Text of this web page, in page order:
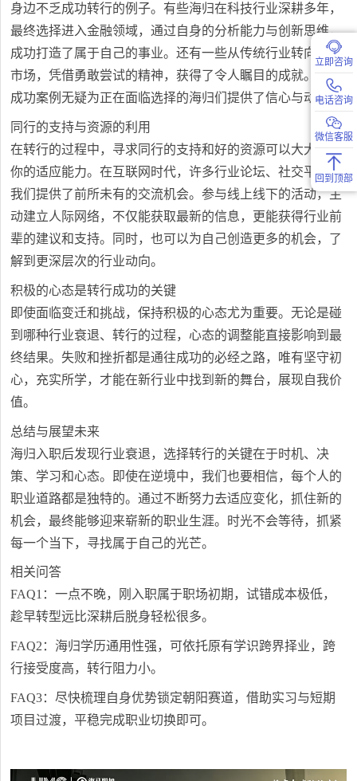
身边不乏成功转行的例子。有些海归在科技行业深耕多年，
最终选择进入金融领域，通过自身的分析能力与创新思维，
成功打造了属于自己的事业。还有一些从传统行业转向新兴
市场，凭借勇敢尝试的精神，获得了令人瞩目的成就。这些
成功案例无疑为正在面临选择的海归们提供了信心与动力。
同行的支持与资源的利用
在转行的过程中，寻求同行的支持和好的资源可以大大提升
你的适应能力。在互联网时代，许多行业论坛、社交平台为
我们提供了前所未有的交流机会。参与线上线下的活动，主
动建立人际网络，不仅能获取最新的信息，更能获得行业前
辈的建议和支持。同时，也可以为自己创造更多的机会，了
解到更深层次的行业动向。
积极的心态是转行成功的关键
即使面临变迁和挑战，保持积极的心态尤为重要。无论是碰
到哪种行业衰退、转行的过程，心态的调整能直接影响到最
终结果。失败和挫折都是通往成功的必经之路，唯有坚守初
心，充实所学，才能在新行业中找到新的舞台，展现自我价
值。
总结与展望未来
海归入职后发现行业衰退，选择转行的关键在于时机、决
策、学习和心态。即使在逆境中，我们也要相信，每个人的
职业道路都是独特的。通过不断努力去适应变化，抓住新的
机会，最终能够迎来崭新的职业生涯。时光不会等待，抓紧
每一个当下，寻找属于自己的光芒。
相关问答
FAQ1：一点不晚，刚入职属于职场初期，试错成本极低，
趁早转型远比深耕后脱身轻松很多。
FAQ2：海归学历通用性强，可依托原有学识跨界择业，跨
行接受度高，转行阻力小。
FAQ3：尽快梳理自身优势锁定朝阳赛道，借助实习与短期
项目过渡，平稳完成职业切换即可。
立即咨询
电话咨询
微信客服
回到顶部